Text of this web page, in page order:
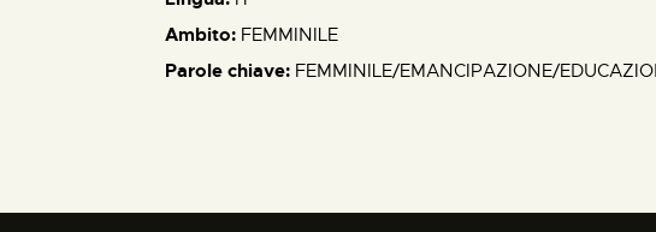
Ambito: FEMMINILE
Parole chiave: FEMMINILE/EMANCIPAZIONE/